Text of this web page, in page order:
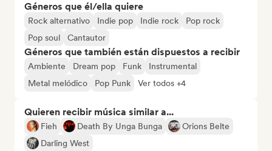
Géneros que él/ella quiere
Rock alternativo Indie pop Indie rock
Pop rock
Pop soul
Cantautor
Géneros que también están dispuestos a recibir
Ambiente Dream pop Funk
Instrumental
Metal melódico
Pop Punk Ver todos +4
Quieren recibir música similar a...
Fieh Death By Unga Bunga
Orions Belte
Darling West